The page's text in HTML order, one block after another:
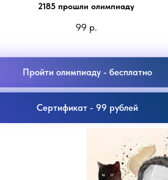
2185 прошли олимпиаду
99 р.
Пройти олимпиаду - бесплатно
Сертификат - 99 рублей